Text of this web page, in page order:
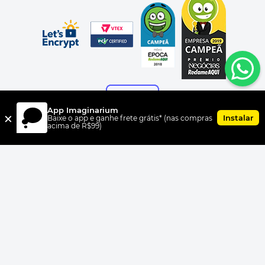
FORMAS DE PAGAMENTO
× App Imaginarium
Baixe o app e ganhe frete grátis* (nas compras
acima de R$99)
Instalar